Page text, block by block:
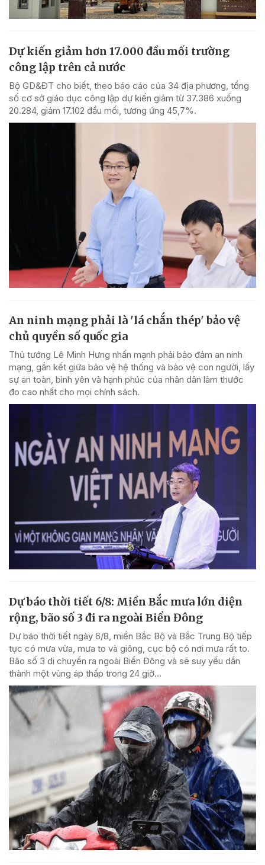
Dự kiến giảm hơn 17.000 đầu mối trường
công lập trên cả nước
Bộ GD&ĐT cho biết, theo báo cáo của 34 địa phương, tổng
số cơ sở giáo dục công lập dự kiến giảm từ 37.386 xuống
20.284, giảm 17.102 đầu mối, tương ứng 45,7%.
An ninh mạng phải là 'lá chắn thép' bảo vệ
chủ quyền số quốc gia
Thủ tướng Lê Minh Hưng nhấn mạnh phải bảo đảm an ninh
mạng, gắn kết giữa bảo vệ hệ thống và bảo vệ con người, lấy
sự an toàn, bình yên và hạnh phúc của nhân dân làm thước
đo cao nhất cho mọi chính sách.
Dự báo thời tiết 6/8: Miền Bắc mưa lớn diện
rộng, bão số 3 đi ra ngoài Biển Đông
Dự báo thời tiết ngày 6/8, miền Bắc Bộ và Bắc Trung Bộ tiếp
tục có mưa vừa, mưa to và giông, cục bộ có nơi mưa rất to.
Bão số 3 di chuyển ra ngoài Biển Đông và sẽ suy yếu dần
thành một vùng áp thấp trong 24 giờ...